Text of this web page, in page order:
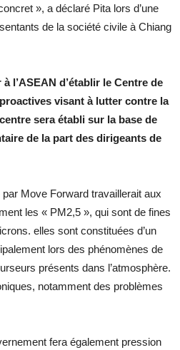
», a déclaré Pita lors d’une
de la société civile à Chiang
l’ASEAN d’établir le Centre de
visant à lutter contre la
sera établi sur la base de
de la part des dirigeants de
Move Forward travaillerait aux
les « PM2,5 », qui sont de fines
elles sont constituées d’un
lors des phénomènes de
présents dans l’atmosphère.
notamment des problèmes
fera également pression